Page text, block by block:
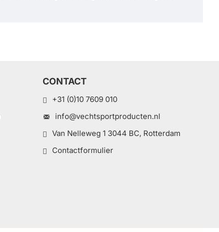
CONTACT
+31 (0)10 7609 010
info@vechtsportproducten.nl
Van Nelleweg 1 3044 BC, Rotterdam
Contactformulier